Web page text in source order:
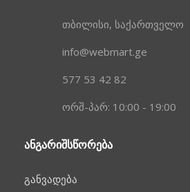
თბილისი, საქართველო
info@webmart.ge
577 53 42 82
ორშ-პარ: 10:00 - 19:00
ᲐᲜᲒᲐᲠᲘᲨᲡᲬᲝᲠᲔᲑᲐ
განვადება